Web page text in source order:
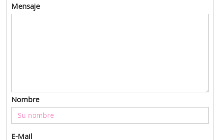
Mensaje
Nombre
E-Mail